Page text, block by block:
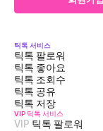
틱톡 서비스
틱톡 팔로워
틱톡 좋아요
틱톡 조회수
틱톡 공유
틱톡 저장
VIP 틱톡 서비스
VIP 틱톡 팔로워